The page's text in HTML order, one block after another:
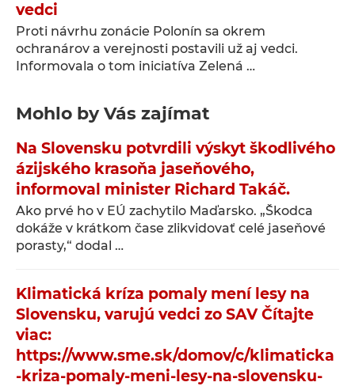
vedci
Proti návrhu zonácie Polonín sa okrem
ochranárov a verejnosti postavili už aj vedci.
Informovala o tom iniciatíva Zelená …
Mohlo by Vás zajímat
Na Slovensku potvrdili výskyt škodlivého
ázijského krasoňa jaseňového,
informoval minister Richard Takáč.
Ako prvé ho v EÚ zachytilo Maďarsko. „Škodca
dokáže v krátkom čase zlikvidovať celé jaseňové
porasty,“ dodal …
Klimatická kríza pomaly mení lesy na
Slovensku, varujú vedci zo SAV Čítajte
viac:
https://www.sme.sk/domov/c/klimaticka
-kriza-pomaly-meni-lesy-na-slovensku-